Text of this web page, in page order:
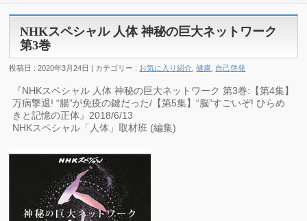
NHKスペシャル 人体 神秘の巨大ネットワーク
第3巻
投稿日 : 2020年3月24日 | カテゴリー : お気に入り紹介 ,健康 自己啓発
『NHKスペシャル 人体 神秘の巨大ネットワーク 第3巻:【第4集】
万病撃退! “腸”が免疫の鍵だった/【第5集】“脳”すごいぞ! ひらめ
きと記憶の正体』2018/6/13
NHKスペシャル「人体」取材班 (編集)